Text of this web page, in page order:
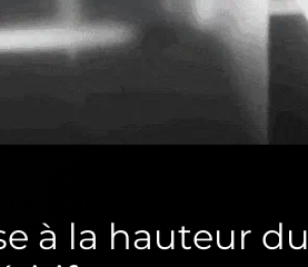
à la hauteur du